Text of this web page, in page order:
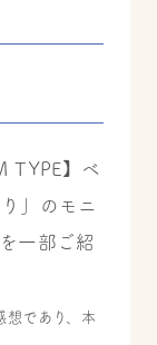
TYPE】ベ
」のモニ
一部ご紹
想であり、本